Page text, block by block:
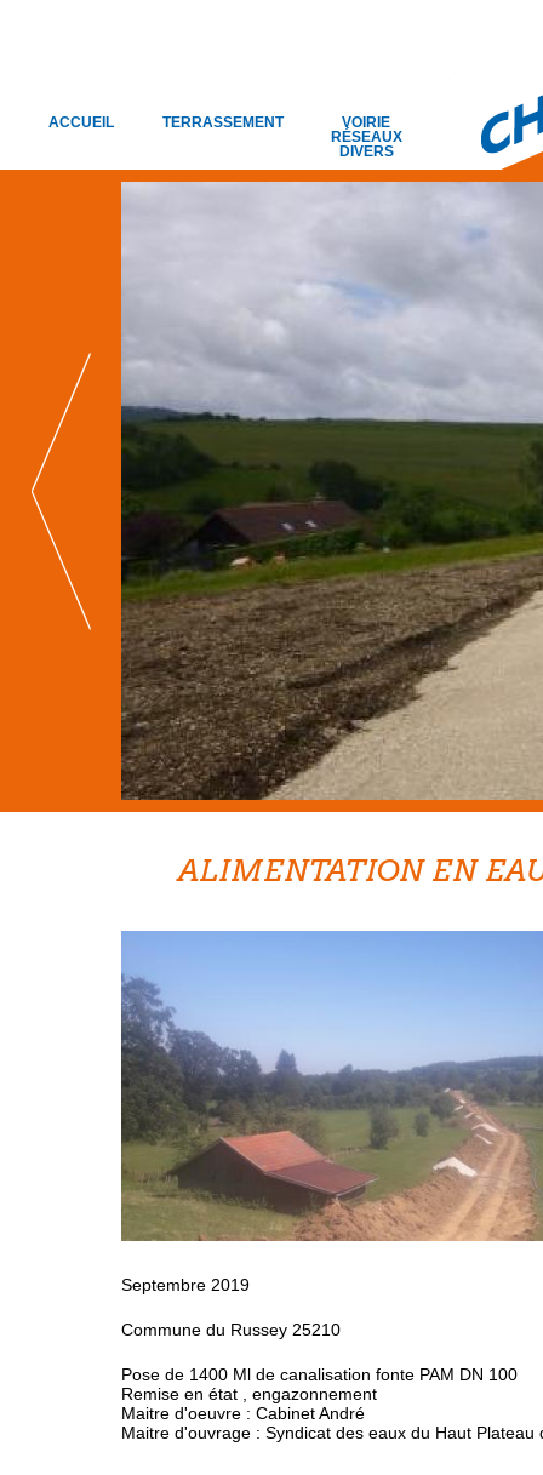
ACCUEIL TERRASSEMENT
VOIRIE
RÉSEAUX
DIVERS
ALIMENTATION EN
Septembre 2019
Commune du Russey 25210
Pose de 1400 Ml de canalisation fonte PAM DN 100
Remise en état , engazonnement
Maitre d'oeuvre : Cabinet André
Maitre d'ouvrage : Syndicat des eaux du Haut Plateau